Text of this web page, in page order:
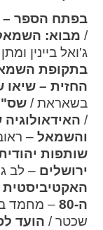
בפתח הספר –
/ מבוא: השמאל
ג'ואל ביינין
בתקופת
החזית –
בשאראת /
/
והשמאל –
שותפות
ירושלים – לב
ה-80
– מחמד
שכטר / הועד